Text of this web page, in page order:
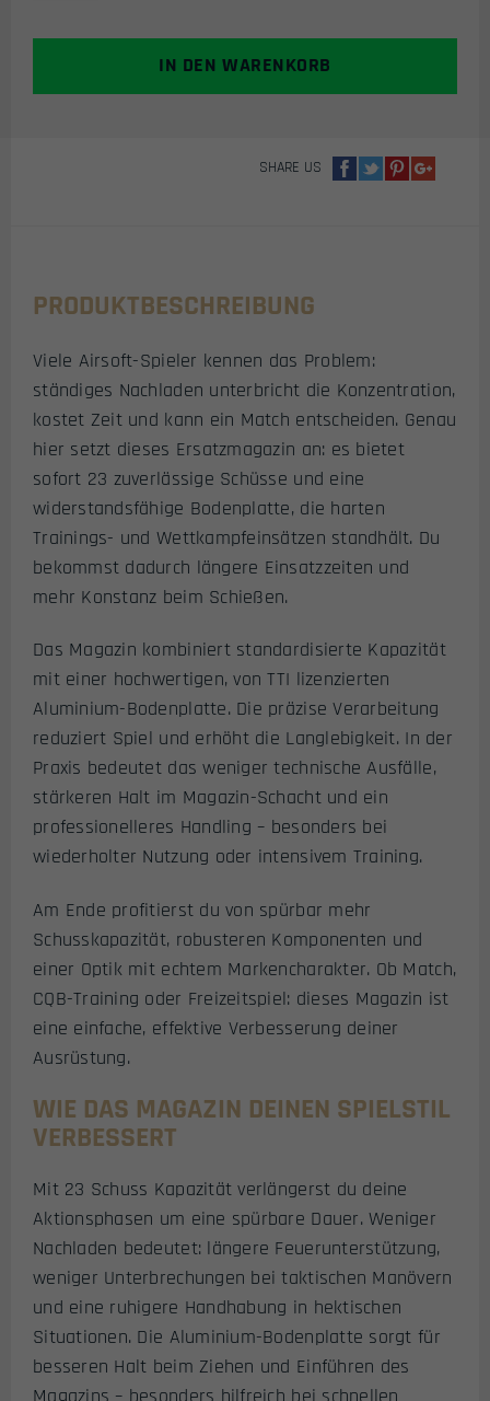
APS
GBB
IN DEN WARENKORB
SHARE US
PRODUKTBESCHREIBUNG
Viele Airsoft-Spieler kennen das Problem:
ständiges Nachladen unterbricht die Konzentration,
kostet Zeit und kann ein Match entscheiden. Genau
hier setzt dieses Ersatzmagazin an: es bietet
sofort 23 zuverlässige Schüsse und eine
widerstandsfähige Bodenplatte, die harten
Trainings- und Wettkampfeinsätzen standhält. Du
bekommst dadurch längere Einsatzzeiten und
mehr Konstanz beim Schießen.
Das Magazin kombiniert standardisierte Kapazität
mit einer hochwertigen, von TTI lizenzierten
Aluminium-Bodenplatte. Die präzise Verarbeitung
reduziert Spiel und erhöht die Langlebigkeit. In der
Praxis bedeutet das weniger technische Ausfälle,
stärkeren Halt im Magazin-Schacht und ein
professionelleres Handling – besonders bei
wiederholter Nutzung oder intensivem Training.
Am Ende profitierst du von spürbar mehr
Schusskapazität, robusteren Komponenten und
einer Optik mit echtem Markencharakter. Ob Match,
CQB-Training oder Freizeitspiel: dieses Magazin ist
eine einfache, effektive Verbesserung deiner
Ausrüstung.
WIE DAS MAGAZIN DEINEN SPIELSTIL
VERBESSERT
Mit 23 Schuss Kapazität verlängerst du deine
Aktionsphasen um eine spürbare Dauer. Weniger
Nachladen bedeutet: längere Feuerunterstützung,
weniger Unterbrechungen bei taktischen Manövern
und eine ruhigere Handhabung in hektischen
Situationen. Die Aluminium-Bodenplatte sorgt für
besseren Halt beim Ziehen und Einführen des